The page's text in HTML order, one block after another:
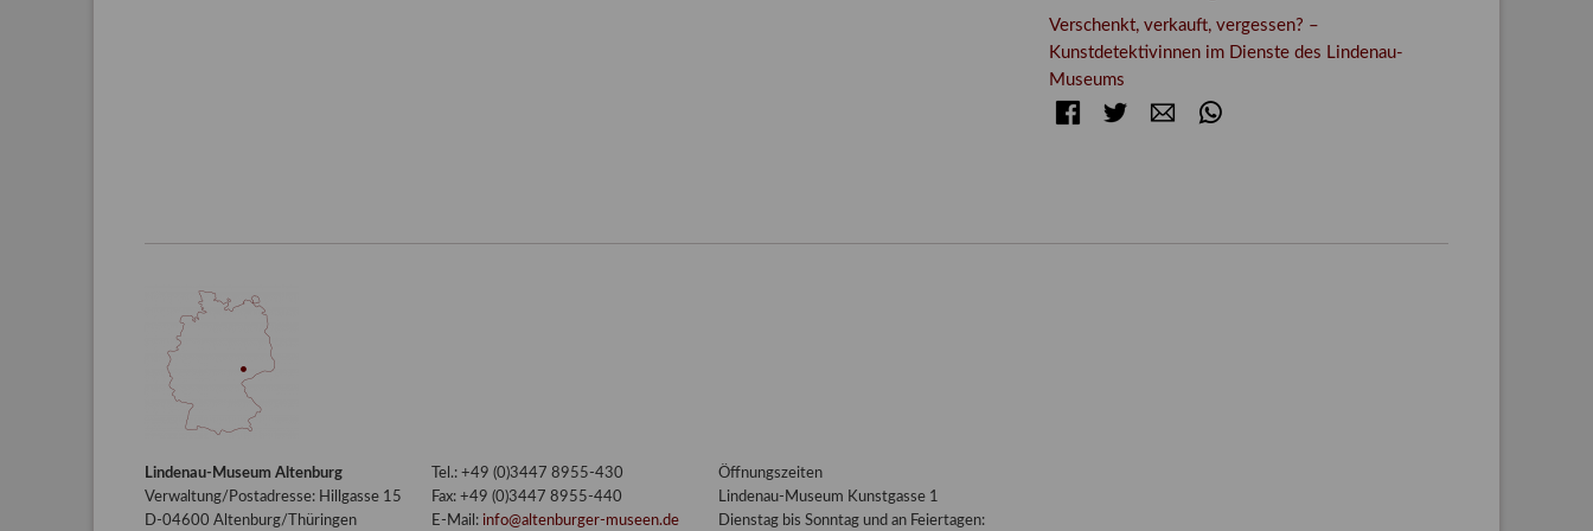
Verschenkt, verkauft, vergessen? –
Kunstdetektivinnen im Dienste des Lindenau-
Museums
FacebookTwitter E-mail
Lindenau-Museum Altenburg
Verwaltung/Postadresse: Hillgasse 15
D-04600 Altenburg/Thüringen
Tel.: +49 (0)3447 8955-430
Fax: +49 (0)3447 8955-440
E-Mail: info@altenburger-museen.de
Öffnungszeiten
Lindenau-Museum Kunstgasse 1
Dienstag bis Sonntag und an Feiertagen: